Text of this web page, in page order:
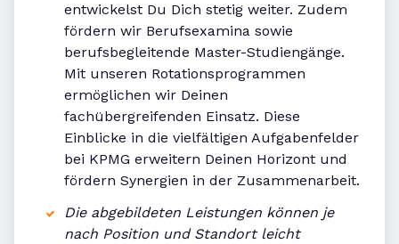
entwickelst Du Dich stetig weiter. Zudem
fördern wir Berufsexamina sowie
berufsbegleitende Master-Studiengänge.
Mit unseren Rotationsprogrammen
ermöglichen wir Deinen
fachübergreifenden Einsatz. Diese
Einblicke in die vielfältigen Aufgabenfelder
bei KPMG erweitern Deinen Horizont und
fördern Synergien in der Zusammenarbeit.
Die abgebildeten Leistungen können je
nach Position und Standort leicht